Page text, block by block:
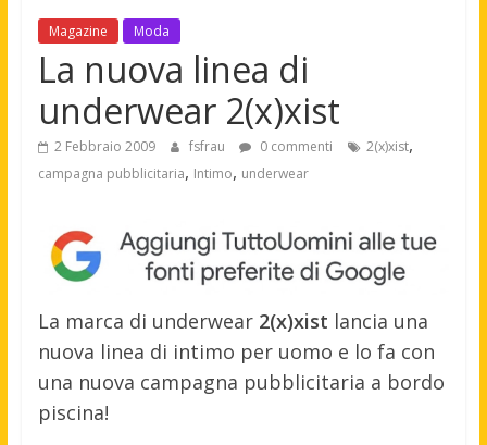
Magazine Moda
La nuova linea di
underwear 2(x)xist
2 Febbraio 2009 fsfrau 0 commenti 2(x)xist,
campagna pubblicitaria, Intimo, underwear
La marca di underwear 2(x)xist lancia una
nuova linea di intimo per uomo e lo fa con
una nuova campagna pubblicitaria a bordo
piscina!